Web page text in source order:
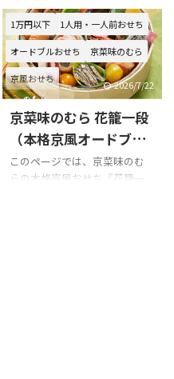
参考に是非どうぞ!!! 京料理 ち
もとのXでの口コミ フォロワー
さん、その節はオススメのお
店教えていただきありがとうご
ざいました！今回お昼は、四
条大橋近くの「京料理ちも
と」に。懐石料理お上品な味
付けで美味しかったし、量も
の季節なので色々な時代の雛
1万円以下 1人用・一人前おせち
オードブルおせち 京菜味のむら
京風おせち 2026/7/22
京菜味のむら 花籠一段
（本格京風オードブル
おせち）の口コミをま
とめてみました!!!
このページでは、京菜味のむ
らの本格京風おせち『花籠一